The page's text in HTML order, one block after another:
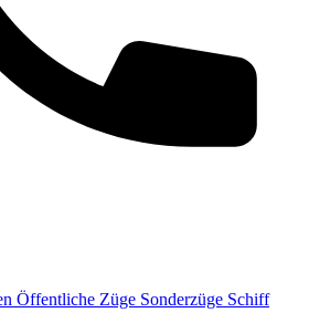
Öffentliche Züge Sonderzüge Schiff